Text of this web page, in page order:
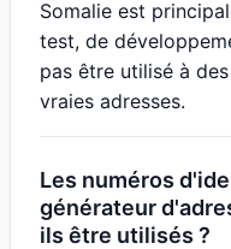
Somalie est
test, de
pas être utilisé à
vraies adresses.
Les numéros
générateur
ils être utilisés ?